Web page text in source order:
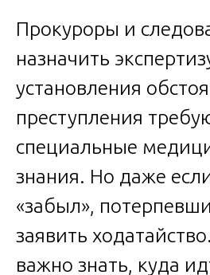
Прокуроры и
назначить
установления
преступления
специальные
знания. Но даже
«забыл»,
заявить
важно знать, куда